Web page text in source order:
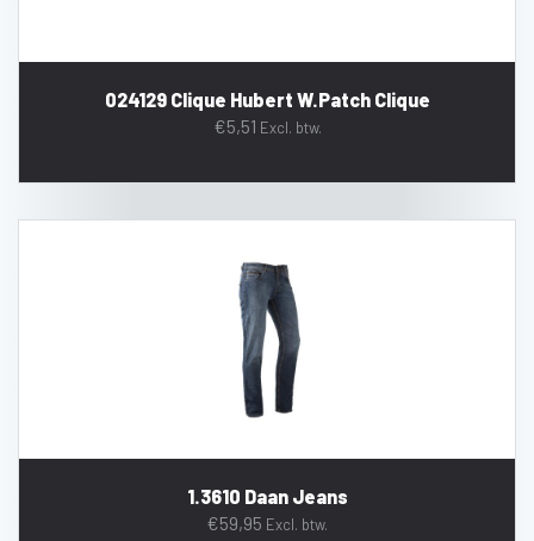
024129 Clique Hubert W.Patch Clique
€5,51 Excl. btw.
1.3610 Daan Jeans
€59,95 Excl. btw.